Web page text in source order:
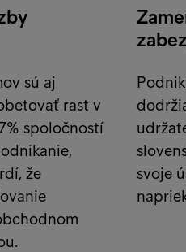
sú aj
rast v
spoločností
že
svoje